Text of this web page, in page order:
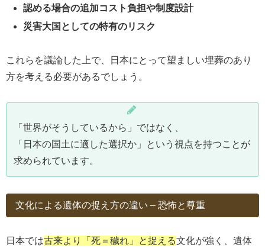
認める場合の追加コスト負担や制度設計
災害大国としての特有のリスク
これらを議論した上で、日本にとって望ましい埋葬のあり
方を考える必要があるでしょう。
「世界がそうしているから」ではなく、
「日本の国土に適した選択か」という視点を持つことが
求められています。
文化による遺体の捉え方の違い – 恐怖と尊重
日本では古来より「死＝穢れ」と捉える文化が強く、遺体